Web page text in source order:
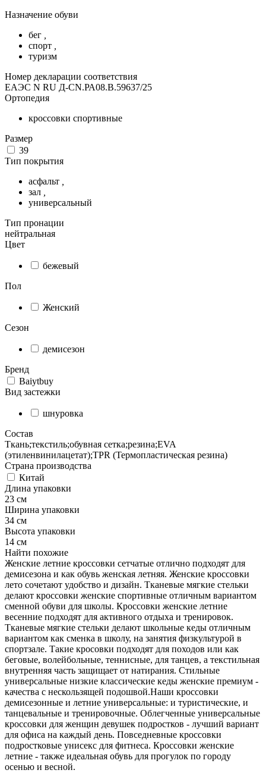
Назначение обуви
бег
спорт
туризм
Номер декларации соответствия
ЕАЭС N RU Д-CN.РА08.В.59637/25
Ортопедия
кроссовки спортивные
Размер
39
Тип покрытия
асфальт
зал
универсальный
Тип пронации
нейтральная
Цвет
бежевый
Пол
Женский
Сезон
демисезон
Бренд
Baiytbuy
Вид застежки
шнуровка
Состав
Ткань;текстиль;обувная сетка;резина;EVA
(этиленвинилацетат);TPR (Термопластическая резина)
Страна производства
Китай
Длина упаковки
23 см
Ширина упаковки
34 см
Высота упаковки
14 см
Найти похожие
Женские летние кроссовки сетчатые отлично подходят для
демисезона и как обувь женская летняя. Женские кроссовки
лето сочетают удобство и дизайн. Тканевые мягкие стельки
делают кроссовки женские спортивные отличным вариантом
сменной обуви для школы. Кроссовки женские летние
весенние подходят для активного отдыха и тренировок.
Тканевые мягкие стельки делают школьные кеды отличным
вариантом как сменка в школу, на занятия физкультурой в
спортзале. Такие кросовки подходят для походов или как
беговые, волейбольные, теннисные, для танцев, а текстильная
внутренняя часть защищает от натирания. Стильные
универсальные низкие классические кеды женские премиум -
качества с нескользящей подошвой.Наши кроссовки
демисезонные и летние универсальные: и туристические, и
танцевальные и тренировочные. Облегченные универсальные
кроссовки для женщин девушек подростков - лучший вариант
для офиса на каждый день. Повседневные кроссовки
подростковые унисекс для фитнеса. Кроссовки женские
летние - также идеальная обувь для прогулок по городу
осенью и весной.